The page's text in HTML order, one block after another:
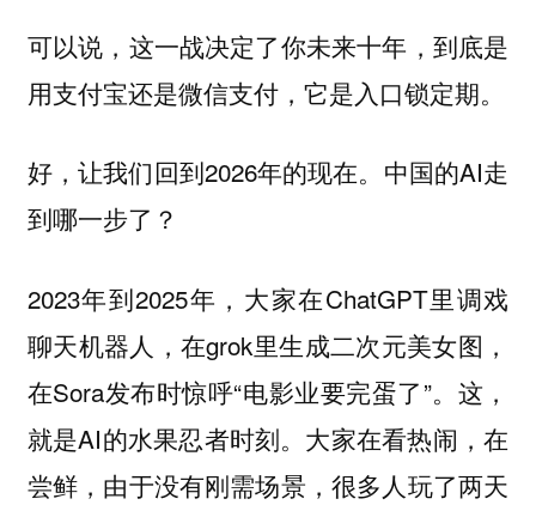
可以说，这一战决定了你未来十年，到底是
用支付宝还是微信支付，它是入口锁定期。
好，让我们回到2026年的现在。中国的AI走
到哪一步了？
2023年到2025年，大家在ChatGPT里调戏
聊天机器人，在grok里生成二次元美女图，
在Sora发布时惊呼“电影业要完蛋了”。这，
就是AI的水果忍者时刻。大家在看热闹，在
尝鲜，由于没有刚需场景，很多人玩了两天